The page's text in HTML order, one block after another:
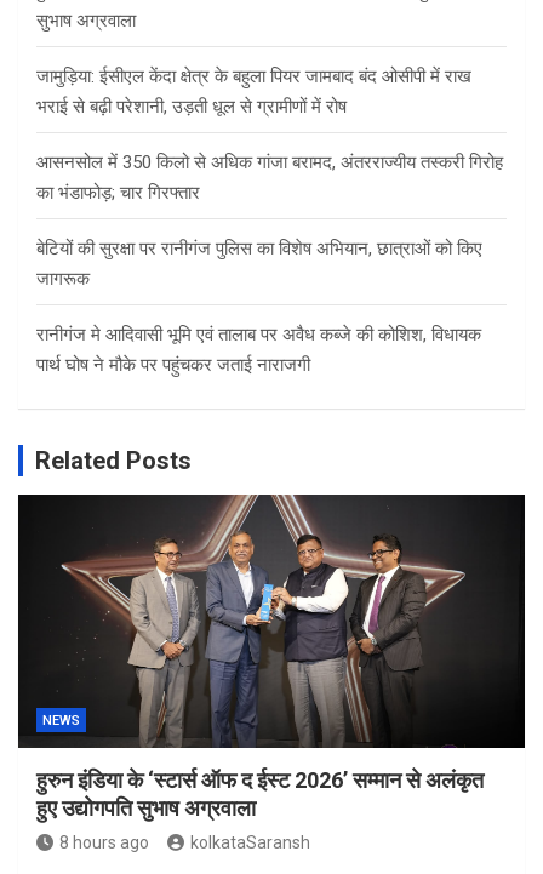
सुभाष अग्रवाला
जामुड़िया: ईसीएल केंदा क्षेत्र के बहुला पियर जामबाद बंद ओसीपी में राख
भराई से बढ़ी परेशानी, उड़ती धूल से ग्रामीणों में रोष
आसनसोल में 350 किलो से अधिक गांजा बरामद, अंतरराज्यीय तस्करी गिरोह
का भंडाफोड़; चार गिरफ्तार
बेटियों की सुरक्षा पर रानीगंज पुलिस का विशेष अभियान, छात्राओं को किए
जागरूक
रानीगंज मे आदिवासी भूमि एवं तालाब पर अवैध कब्जे की कोशिश, विधायक
पार्थ घोष ने मौके पर पहुंचकर जताई नाराजगी
Related Posts
NEWS
हुरुन इंडिया के ‘स्टार्स ऑफ द ईस्ट 2026’ सम्मान से अलंकृत
हुए उद्योगपति सुभाष अग्रवाला
8 hours ago kolkataSaransh